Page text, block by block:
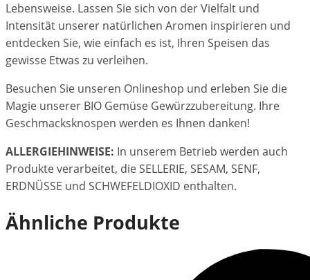
Lebensweise. Lassen Sie sich von der Vielfalt und
Intensität unserer natürlichen Aromen inspirieren und
entdecken Sie, wie einfach es ist, Ihren Speisen das
gewisse Etwas zu verleihen.
Besuchen Sie unseren Onlineshop und erleben Sie die
Magie unserer BIO Gemüse Gewürzzubereitung. Ihre
Geschmacksknospen werden es Ihnen danken!
ALLERGIEHINWEISE: In unserem Betrieb werden auch
Produkte verarbeitet, die SELLERIE, SESAM, SENF,
ERDNÜSSE und SCHWEFELDIOXID enthalten.
Ähnliche Produkte